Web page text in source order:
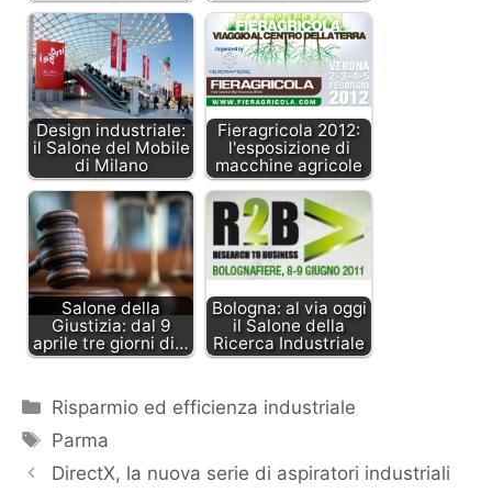
Design industriale:
il Salone del Mobile
di Milano
Fieragricola 2012:
l'esposizione di
macchine agricole
Salone della
Giustizia: dal 9
aprile tre giorni di…
Bologna: al via oggi
il Salone della
Ricerca Industriale
Categorie
Risparmio ed efficienza industriale
Tag
Parma
DirectX, la nuova serie di aspiratori industriali